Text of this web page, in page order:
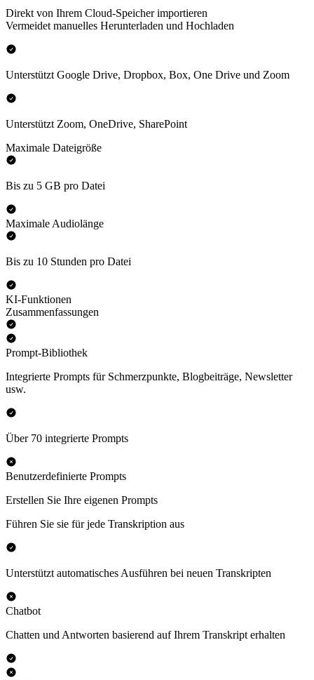
Direkt von Ihrem Cloud-Speicher importieren
Vermeidet manuelles Herunterladen und Hochladen
Unterstützt Google Drive, Dropbox, Box, One Drive und Zoom
Unterstützt Zoom, OneDrive, SharePoint
Maximale Dateigröße
Bis zu 5 GB pro Datei
Maximale Audiolänge
Bis zu 10 Stunden pro Datei
KI-Funktionen
Zusammenfassungen
Prompt-Bibliothek
Integrierte Prompts für Schmerzpunkte, Blogbeiträge, Newsletter
usw.
Über 70 integrierte Prompts
Benutzerdefinierte Prompts
Erstellen Sie Ihre eigenen Prompts
Führen Sie sie für jede Transkription aus
Unterstützt automatisches Ausführen bei neuen Transkripten
Chatbot
Chatten und Antworten basierend auf Ihrem Transkript erhalten